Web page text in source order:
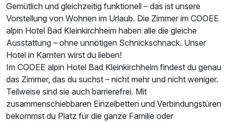
Gemütlich und gleichzeitig funktionell – das ist unsere
Vorstellung von Wohnen im Urlaub. Die Zimmer im COOEE
alpin Hotel Bad Kleinkirchheim haben alle die gleiche
Ausstattung – ohne unnötigen Schnickschnack. Unser
Hotel in Kärnten wirst du lieben!
Im COOEE alpin Hotel Bad Kleinkirchheim findest du genau
das Zimmer, das du suchst – nicht mehr und nicht weniger.
Teilweise sind sie auch barrierefrei. Mit
zusammenschiebbaren Einzelbetten und Verbindungstüren
bekommst du Platz für die ganze Familie oder